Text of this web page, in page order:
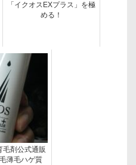
「イクオスEXプラス」を極
める！
毛剤公式通販
薄毛ハゲ質